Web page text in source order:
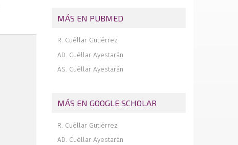
cómo tratar el defecto óseo
remplissage
Tendón poplíteo en el hiato poplíteo
Reconocimiento a los revisores 2019
MÁS EN PUBMED
R. Cuéllar Gutiérrez
AD. Cuéllar Ayestarán
AS. Cuéllar Ayestarán
MÁS EN GOOGLE SCHOLAR
R. Cuéllar Gutiérrez
AD. Cuéllar Ayestarán